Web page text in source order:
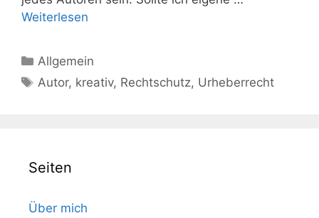
Weiterlesen
Kategorien
Allgemein
Schlagwörter
Autor, kreativ, Rechtschutz, Urheberrecht
Seiten
Über mich